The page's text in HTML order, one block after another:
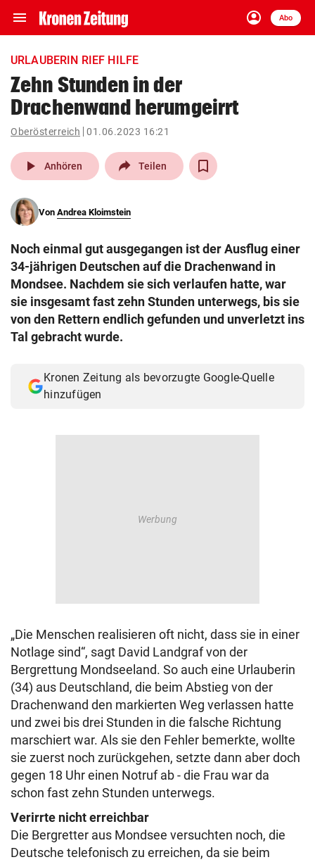
menu Navigation
ein-/ausklappen
account_circle
Anmelden
Abo
close Schließen
account_circle Anmelden
arrow_right
pin_drop
Wien arrow_right
search
eingeben
© Krone Multimedia GmbH & Co KG 2026
Muthgasse 2, 1190 Wien
URLAUBERIN RIEF HILFE
Zehn Stunden in der
Drachenwand herumgeirrt
Oberösterreich 01.06.2023 16:21
play_arrow Anhören Teilen
Von Andrea Kloimstein
Noch einmal gut ausgegangen ist der Ausflug einer
34-jährigen Deutschen auf die Drachenwand in
Mondsee. Nachdem sie sich verlaufen hatte, war
sie insgesamt fast zehn Stunden unterwegs, bis sie
von den Rettern endlich gefunden und unverletzt ins
Tal gebracht wurde.
Kronen Zeitung als bevorzugte Google-Quelle
hinzufügen
„Die Menschen realisieren oft nicht, dass sie in einer
Notlage sind“, sagt David Landgraf von der
Bergrettung Mondseeland. So auch eine Urlauberin
(34) aus Deutschland, die beim Abstieg von der
Drachenwand den markierten Weg verlassen hatte
und zwei bis drei Stunden in die falsche Richtung
marschiert war. Als sie den Fehler bemerkte, wollte
sie zuerst noch zurückgehen, setzte dann aber doch
gegen 18 Uhr einen Notruf ab - die Frau war da
schon fast zehn Stunden unterwegs.
Verirrte nicht erreichbar
Die Bergretter aus Mondsee versuchten noch, die
Deutsche telefonisch zu erreichen, da sie beim